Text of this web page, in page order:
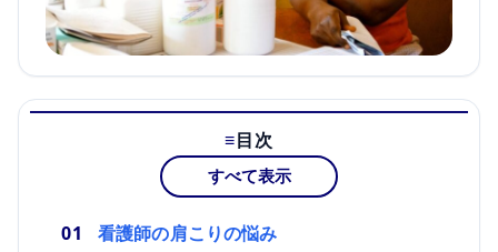
目次
すべて表示
看護師の肩こりの悩み